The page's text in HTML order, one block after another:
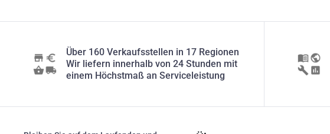
Über 160 Verkaufsstellen in 17 Regionen
Wir liefern innerhalb von 24 Stunden mit
einem Höchstmaß an Serviceleistung